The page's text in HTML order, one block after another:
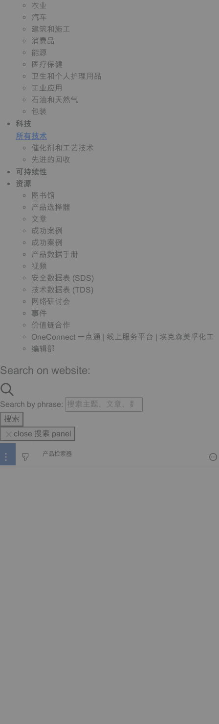
农业
汽车
建筑和施工
消费品
能源
医疗保健
卫生和个人护理用品
工业应用
石油和天然气
包装
科技
所有技术
催化剂和工艺技术
先进的回收
可持续性
资源
图书馆
产品选择器
文章
成功案例
成功案例
产品数据手册
视频
安全数据表 (SDS)
技术数据表 (TDS)
网络研讨会
事件
价值链合作
OneConnect 一点通 | 线上服务平台 | 埃克森美孚化工
编辑部
Search on website:
Search by phrase:
搜索
close 搜索 panel
产品检索器